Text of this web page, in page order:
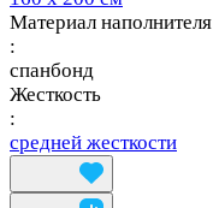
Материал наполнителя
:
спанбонд
Жесткость
:
средней жесткости